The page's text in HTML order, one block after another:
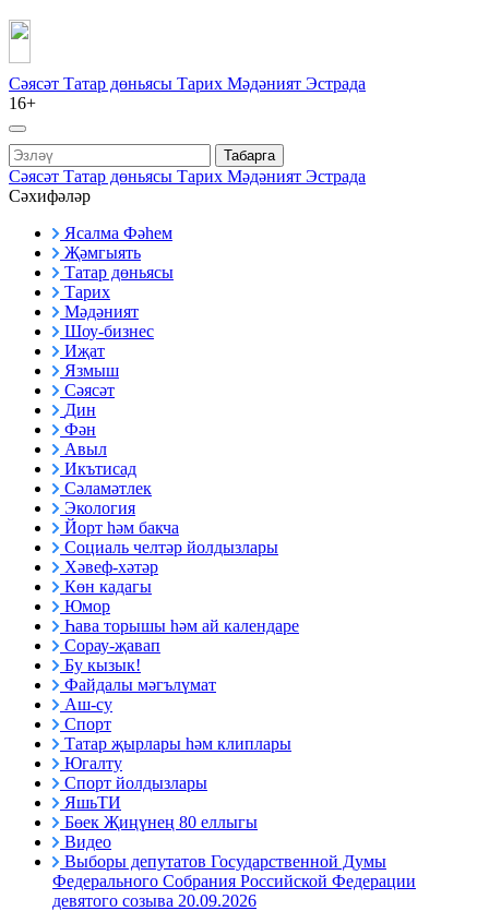
Сәясәт Татар дөньясы Тарих Мәдәният Эстрада
16+
Табарга
Сәясәт Татар дөньясы Тарих Мәдәният Эстрада
Сәхифәләр
Ясалма Фәһем
Җәмгыять
Татар дөньясы
Тарих
Мәдәният
Шоу-бизнес
Иҗат
Язмыш
Сәясәт
Дин
Фән
Авыл
Икътисад
Сәламәтлек
Экология
Йорт һәм бакча
Социаль челтәр йолдызлары
Хәвеф-хәтәр
Көн кадагы
Юмор
Һава торышы һәм ай календаре
Сорау-җавап
Бу кызык!
Файдалы мәгълүмат
Аш-су
Спорт
Татар җырлары һәм клиплары
Югалту
Спорт йолдызлары
ЯшьТИ
Бөек Җиңүнең 80 еллыгы
Видео
Выборы депутатов Государственной Думы
Федерального Собрания Российской Федерации
девятого созыва 20.09.2026